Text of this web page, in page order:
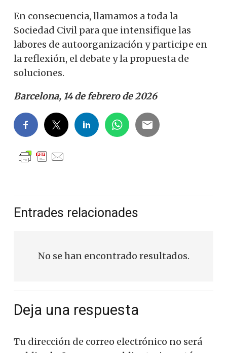
En consecuencia, llamamos a toda la
Sociedad Civil para que intensifique las
labores de autoorganización y participe en
la reflexión, el debate y la propuesta de
soluciones.
Barcelona, ​​14 de febrero de 2026
Entrades relacionades
No se han encontrado resultados.
Deja una respuesta
Tu dirección de correo electrónico no será